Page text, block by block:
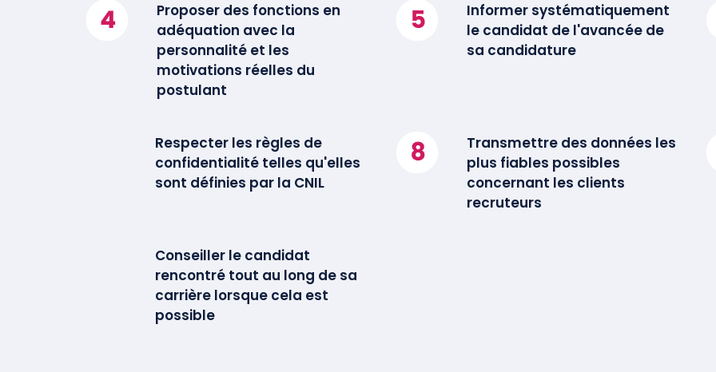
Proposer des fonctions en
adéquation avec la
personnalité et les
motivations réelles du
postulant
Informer systématiquement
le candidat de l'avancée de
sa candidature
Respecter les règles de
confidentialité telles qu'elles
sont définies par la CNIL
Transmettre des données les
plus fiables possibles
concernant les clients
recruteurs
Conseiller le candidat
rencontré tout au long de sa
carrière lorsque cela est
possible